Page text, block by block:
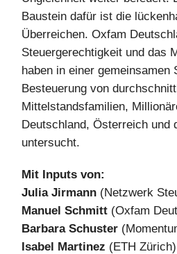
Baustein dafür ist die
Überreichen. Oxfam
Steuergerechtigkeit und das
haben in einer gemeinsamen
Besteuerung von
Mittelstandsfamilien,
Deutschland, Österreich und
untersucht.
Mit Inputs von:
Julia Jirmann (Netzwerk
Manuel Schmitt (Oxfam
Barbara Schuster
Isabel Martinez (ETH Zürich)